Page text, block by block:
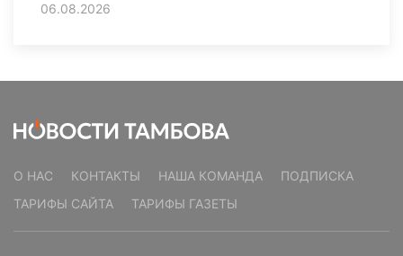
06.08.2026
О НАС КОНТАКТЫ НАША КОМАНДА
ПОДПИСКА
ТАРИФЫ САЙТА
ТАРИФЫ ГАЗЕТЫ